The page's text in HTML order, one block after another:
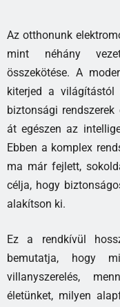
Az otthonunk
mint néhány
összekötése. A
kiterjed a
biztonsági
át egészen az
Ebben a komplex
ma már fejlett,
célja, hogy
alakítson ki.
Ez a rendkívül
bemutatja, hogy
villanyszerelés,
életünket, milyen